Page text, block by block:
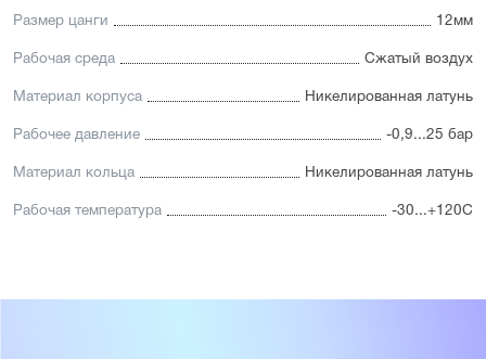
Размер цанги 12мм
Рабочая среда Сжатый воздух
Материал корпуса Никелированная латунь
Рабочее давление -0,9...25 бар
Материал кольца Никелированная латунь
Рабочая температура -30...+120С